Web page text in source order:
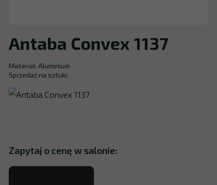
Antaba Convex 1137
Materiał: Aluminium
Sprzedaż na sztuki.
Zapytaj o cenę w salonie: